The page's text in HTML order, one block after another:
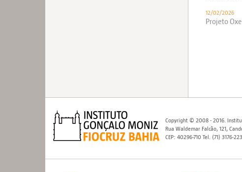
12/02/2026
Projeto
Copyright © 2008 - 2016.
Rua Waldemar Falcão, 121,
CEP: 40296-710 Tel. (71) 3176-